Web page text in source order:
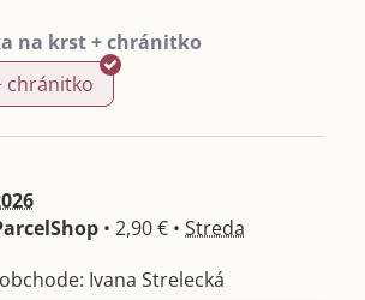
chránitko
•2,90 € •Streda
Ivana Strelecká